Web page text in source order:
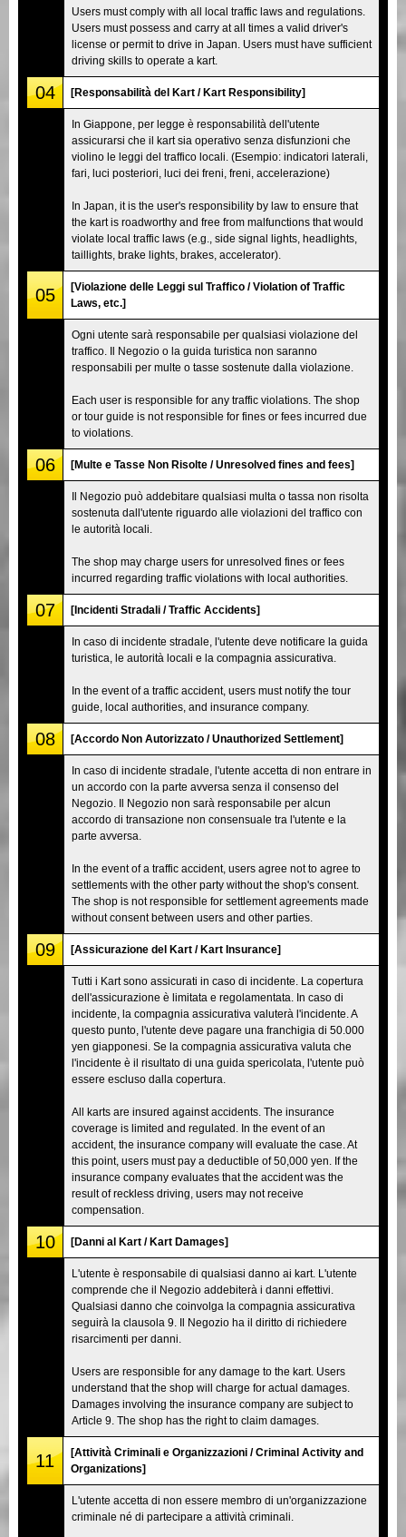
Users must comply with all local traffic laws and regulations.
Users must possess and carry at all times a valid driver's
license or permit to drive in Japan. Users must have sufficient
driving skills to operate a kart.
04 [Responsabilità del Kart / Kart Responsibility]
In Giappone, per legge è responsabilità dell'utente
assicurarsi che il kart sia operativo senza disfunzioni che
violino le leggi del traffico locali. (Esempio: indicatori laterali,
fari, luci posteriori, luci dei freni, freni, accelerazione)
In Japan, it is the user's responsibility by law to ensure that
the kart is roadworthy and free from malfunctions that would
violate local traffic laws (e.g., side signal lights, headlights,
taillights, brake lights, brakes, accelerator).
05
[Violazione delle Leggi sul Traffico / Violation of Traffic
Laws, etc.]
Ogni utente sarà responsabile per qualsiasi violazione del
traffico. Il Negozio o la guida turistica non saranno
responsabili per multe o tasse sostenute dalla violazione.
Each user is responsible for any traffic violations. The shop
or tour guide is not responsible for fines or fees incurred due
to violations.
06 [Multe e Tasse Non Risolte / Unresolved fines and fees]
Il Negozio può addebitare qualsiasi multa o tassa non risolta
sostenuta dall'utente riguardo alle violazioni del traffico con
le autorità locali.
The shop may charge users for unresolved fines or fees
incurred regarding traffic violations with local authorities.
07 [Incidenti Stradali / Traffic Accidents]
In caso di incidente stradale, l'utente deve notificare la guida
turistica, le autorità locali e la compagnia assicurativa.
In the event of a traffic accident, users must notify the tour
guide, local authorities, and insurance company.
08 [Accordo Non Autorizzato / Unauthorized Settlement]
In caso di incidente stradale, l'utente accetta di non entrare in
un accordo con la parte avversa senza il consenso del
Negozio. Il Negozio non sarà responsabile per alcun
accordo di transazione non consensuale tra l'utente e la
parte avversa.
In the event of a traffic accident, users agree not to agree to
settlements with the other party without the shop's consent.
The shop is not responsible for settlement agreements made
without consent between users and other parties.
09 [Assicurazione del Kart / Kart Insurance]
Tutti i Kart sono assicurati in caso di incidente. La copertura
dell'assicurazione è limitata e regolamentata. In caso di
incidente, la compagnia assicurativa valuterà l'incidente. A
questo punto, l'utente deve pagare una franchigia di 50.000
yen giapponesi. Se la compagnia assicurativa valuta che
l'incidente è il risultato di una guida spericolata, l'utente può
essere escluso dalla copertura.
All karts are insured against accidents. The insurance
coverage is limited and regulated. In the event of an
accident, the insurance company will evaluate the case. At
this point, users must pay a deductible of 50,000 yen. If the
insurance company evaluates that the accident was the
result of reckless driving, users may not receive
compensation.
10 [Danni al Kart / Kart Damages]
L'utente è responsabile di qualsiasi danno ai kart. L'utente
comprende che il Negozio addebiterà i danni effettivi.
Qualsiasi danno che coinvolga la compagnia assicurativa
seguirà la clausola 9. Il Negozio ha il diritto di richiedere
risarcimenti per danni.
Users are responsible for any damage to the kart. Users
understand that the shop will charge for actual damages.
Damages involving the insurance company are subject to
Article 9. The shop has the right to claim damages.
11
[Attività Criminali e Organizzazioni / Criminal Activity and
Organizations]
L'utente accetta di non essere membro di un'organizzazione
criminale né di partecipare a attività criminali.